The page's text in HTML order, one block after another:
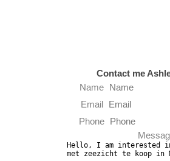
Contact me
Name
Email
Phone